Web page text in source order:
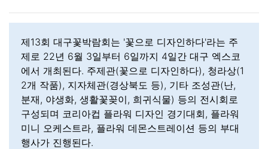
제13회 대구꽃박람회는 '꽃으로 디자인하다'라는 주
제로 22년 6월 3일부터 6일까지 4일간 대구 엑스코
에서 개최된다. 주제관(꽃으로 디자인하다), 청라상(1
2개 작품), 지자체관(경상북도 등), 기타 조성관(난,
분재, 야생화, 생활꽃꽂이, 희귀식물) 등의 전시회로
구성되며 코리아컵 플라워 디자인 경기대회, 플라워
미니 오케스트라, 플라워 데몬스트레이션 등의 부대
행사가 진행된다.